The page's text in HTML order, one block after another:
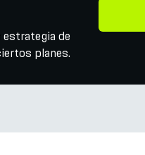
estrategia de
planes.